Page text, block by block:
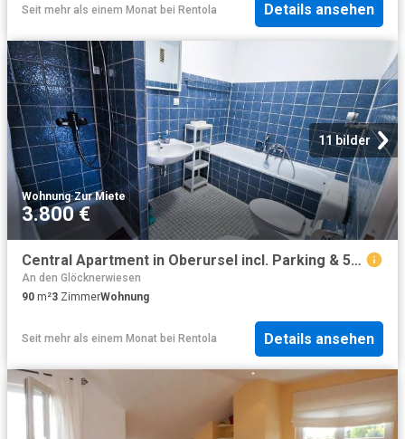
Seit mehr als einem Monat bei Rentola Details ansehen
11 bilder
Wohnung·Zur Miete
3.800 €
Central Apartment in Oberursel incl. Parking & 5min to UBahn
An den Glöcknerwiesen
90 m²3 ZimmerWohnung
Seit mehr als einem Monat bei Rentola Details ansehen